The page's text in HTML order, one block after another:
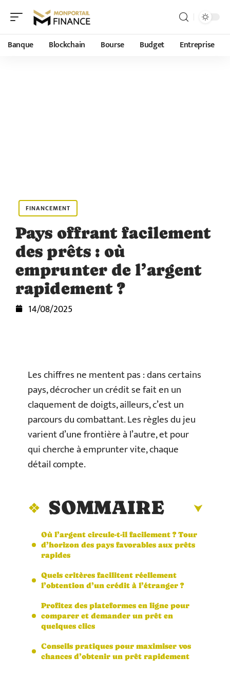
Banque Blockchain Bourse Budget Entreprise
FINANCEMENT
Pays offrant facilement
des prêts : où
emprunter de l’argent
rapidement ?
14/08/2025
Les chiffres ne mentent pas : dans certains
pays, décrocher un crédit se fait en un
claquement de doigts, ailleurs, c’est un
parcours du combattant. Les règles du jeu
varient d’une frontière à l’autre, et pour
qui cherche à emprunter vite, chaque
détail compte.
SOMMAIRE
Où l’argent circule-t-il facilement ? Tour
d’horizon des pays favorables aux prêts
rapides
Quels critères facilitent réellement
l’obtention d’un crédit à l’étranger ?
Profitez des plateformes en ligne pour
comparer et demander un prêt en
quelques clics
Conseils pratiques pour maximiser vos
chances d’obtenir un prêt rapidement